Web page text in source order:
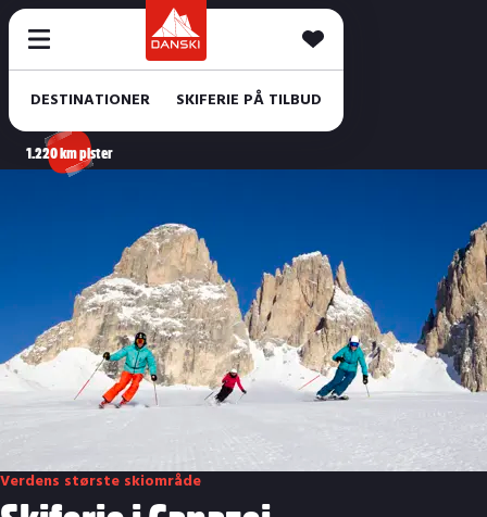
DESTINATIONER SKIFERIE PÅ TILBUD
1.220 km pister
Verdens største skiområde